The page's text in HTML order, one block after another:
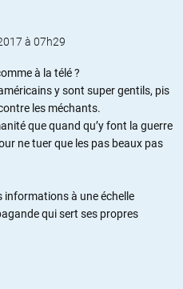
à 07h29
à la télé ?
y sont super gentils, pis
les méchants.
que quand qu’y font la guerre
ne tuer que les pas beaux pas
informations à une échelle
qui sert ses propres